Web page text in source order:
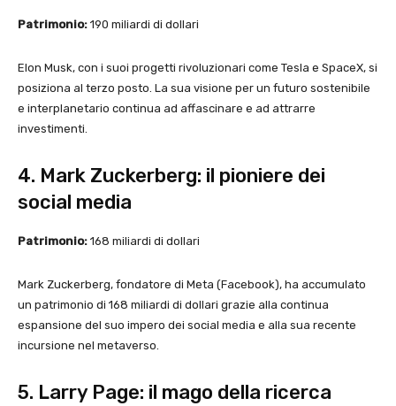
Patrimonio: 190 miliardi di dollari
Elon Musk, con i suoi progetti rivoluzionari come Tesla e SpaceX, si
posiziona al terzo posto. La sua visione per un futuro sostenibile
e interplanetario continua ad affascinare e ad attrarre
investimenti.
4. Mark Zuckerberg: il pioniere dei
social media
Patrimonio: 168 miliardi di dollari
Mark Zuckerberg, fondatore di Meta (Facebook), ha accumulato
un patrimonio di 168 miliardi di dollari grazie alla continua
espansione del suo impero dei social media e alla sua recente
incursione nel metaverso.
5. Larry Page: il mago della ricerca